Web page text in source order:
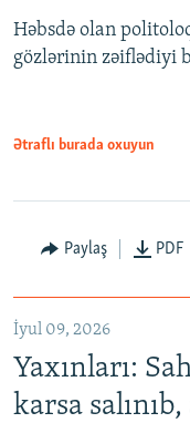
Həbsdə olan
gözlərinin zəiflədiyi
Ətraflı burada oxuyun
Paylaş PDF
İyul 09, 2026
Yaxınları:
karsa salınıb,